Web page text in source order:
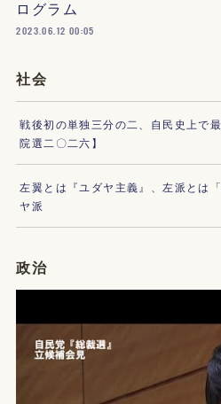
ログラム
2023.06.12 00:05
社会
戦後初の単独三分の二、自民史上で
院選二〇二六】
左翼とは『ユダヤ主義』、左派とは
ヤ派
政治